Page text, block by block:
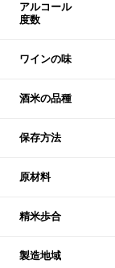
アルコール
度数
ワインの味
酒米の品種
保存方法
原材料
精米歩合
製造地域